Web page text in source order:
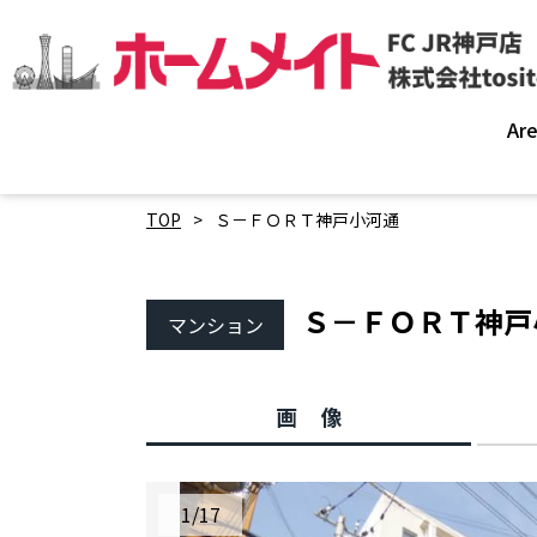
TOP Ｓ－ＦＯＲＴ神戸小河通
マンション Ｓ－ＦＯＲＴ神
画像
1/17